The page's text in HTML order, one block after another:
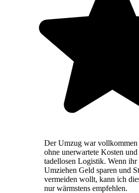
Der Umzug war vollkommen
ohne unerwartete Kosten
tadellosen Logistik. Wenn ihr
Umziehen Geld sparen und
vermeiden wollt, kann ich
nur wärmstens empfehlen.